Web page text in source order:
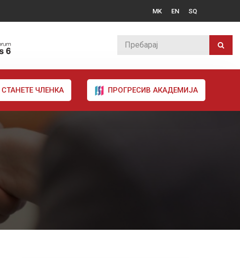
MK EN SQ
СТАНЕТЕ ЧЛЕНКА ПРОГРЕСИВ АКАДЕМИЈА